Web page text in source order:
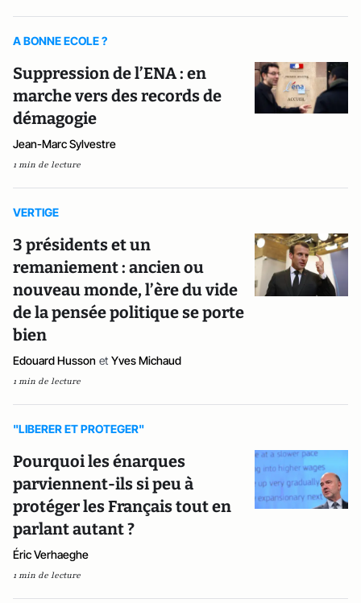
A BONNE ECOLE ?
Suppression de l’ENA : en
marche vers des records de
démagogie
Jean-Marc Sylvestre
1 min de lecture
VERTIGE
3 présidents et un
remaniement : ancien ou
nouveau monde, l’ère du vide
de la pensée politique se porte
bien
Edouard Husson et Yves Michaud
1 min de lecture
"LIBERER ET PROTEGER"
Pourquoi les énarques
parviennent-ils si peu à
protéger les Français tout en
parlant autant ?
Éric Verhaeghe
1 min de lecture